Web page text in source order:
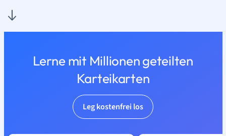
Lerne mit Millionen geteilten
Karteikarten
Leg kostenfrei los